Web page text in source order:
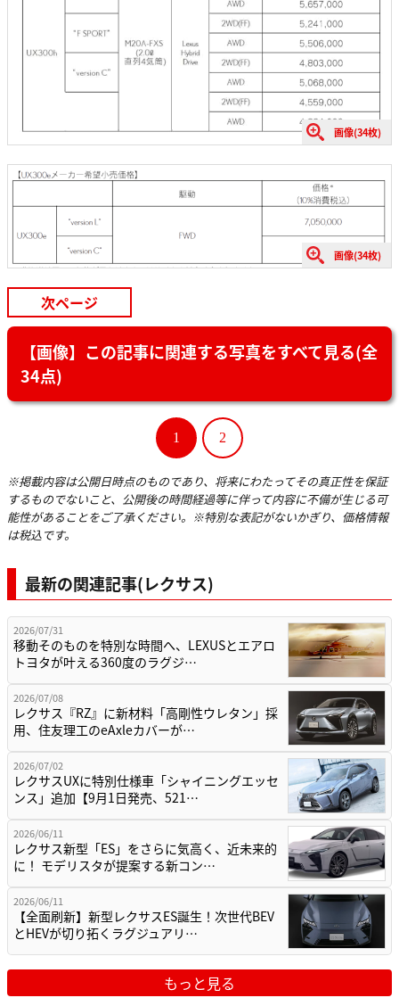
画像(34枚)
画像(34枚)
次ページ
【画像】この記事に関連する写真をすべて見る(全
34点)
1 2
※掲載内容は公開日時点のものであり、将来にわたってその真正性を保証
するものでないこと、公開後の時間経過等に伴って内容に不備が生じる可
能性があることをご了承ください。※特別な表記がないかぎり、価格情報
は税込です。
最新の関連記事(レクサス)
2026/07/31
移動そのものを特別な時間へ、LEXUSとエアロ
トヨタが叶える360度のラグジ…
2026/07/08
レクサス『RZ』に新材料「高剛性ウレタン」採
用、住友理工のeAxleカバーが…
2026/07/02
レクサスUXに特別仕様車「シャイニングエッセ
ンス」追加【9月1日発売、521…
2026/06/11
レクサス新型「ES」をさらに気高く、近未来的
に！ モデリスタが提案する新コン…
2026/06/11
【全面刷新】新型レクサスES誕生！次世代BEV
とHEVが切り拓くラグジュアリ…
もっと見る